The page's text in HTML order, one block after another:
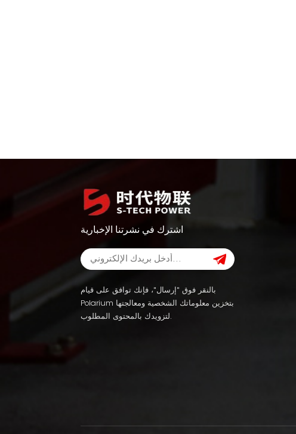
اشترك في نشرتنا الإخبارية
بالنقر فوق "إرسال"، فإنك توافق على قيام
Polarium بتخزين معلوماتك الشخصية ومعالجتها
لتزويدك بالمحتوى المطلوب.